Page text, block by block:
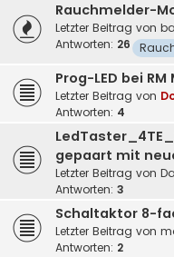
Rauchmelder-
Letzter Beitrag von
Antworten: 26
Prog-LED bei
Letzter Beitrag von
Antworten: 4
gepaart mit
Letzter Beitrag von
Antworten: 3
Schaltaktor 8-
Letzter Beitrag von
Antworten: 2